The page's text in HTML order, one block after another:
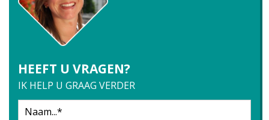
HEEFT U VRAGEN?
IK HELP U GRAAG VERDER